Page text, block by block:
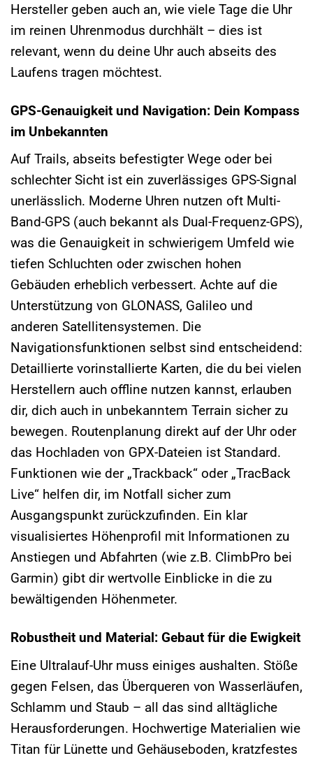
Hersteller geben auch an, wie viele Tage die Uhr
im reinen Uhrenmodus durchhält – dies ist
relevant, wenn du deine Uhr auch abseits des
Laufens tragen möchtest.
GPS-Genauigkeit und Navigation: Dein Kompass
im Unbekannten
Auf Trails, abseits befestigter Wege oder bei
schlechter Sicht ist ein zuverlässiges GPS-Signal
unerlässlich. Moderne Uhren nutzen oft Multi-
Band-GPS (auch bekannt als Dual-Frequenz-GPS),
was die Genauigkeit in schwierigem Umfeld wie
tiefen Schluchten oder zwischen hohen
Gebäuden erheblich verbessert. Achte auf die
Unterstützung von GLONASS, Galileo und
anderen Satellitensystemen. Die
Navigationsfunktionen selbst sind entscheidend:
Detaillierte vorinstallierte Karten, die du bei vielen
Herstellern auch offline nutzen kannst, erlauben
dir, dich auch in unbekanntem Terrain sicher zu
bewegen. Routenplanung direkt auf der Uhr oder
das Hochladen von GPX-Dateien ist Standard.
Funktionen wie der „Trackback“ oder „TracBack
Live“ helfen dir, im Notfall sicher zum
Ausgangspunkt zurückzufinden. Ein klar
visualisiertes Höhenprofil mit Informationen zu
Anstiegen und Abfahrten (wie z.B. ClimbPro bei
Garmin) gibt dir wertvolle Einblicke in die zu
bewältigenden Höhenmeter.
Robustheit und Material: Gebaut für die Ewigkeit
Eine Ultralauf-Uhr muss einiges aushalten. Stöße
gegen Felsen, das Überqueren von Wasserläufen,
Schlamm und Staub – all das sind alltägliche
Herausforderungen. Hochwertige Materialien wie
Titan für Lünette und Gehäuseboden, kratzfestes